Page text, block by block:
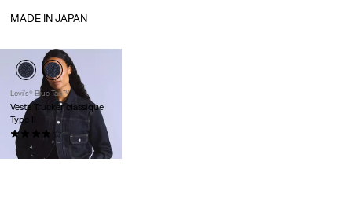
Levi’s® Blue Tab™
Veste Trucker classique
Type II
(18)
250,00 €
MADE IN JAPAN